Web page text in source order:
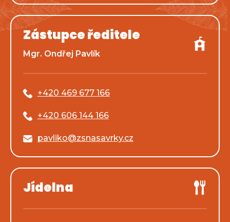
Zástupce ředitele
Mgr. Ondřej Pavlík
+420 469 677 166
+420 606 144 166
pavliko@zsnasavrky.cz
Jídelna